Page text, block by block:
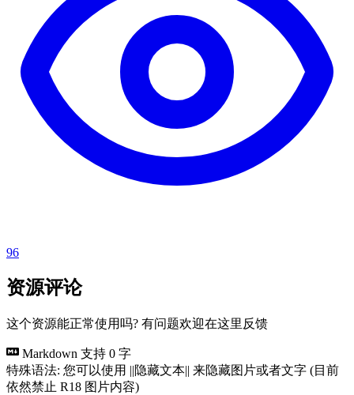
96
资源评论
这个资源能正常使用吗? 有问题欢迎在这里反馈
Markdown 支持 0 字
特殊语法: 您可以使用 ||隐藏文本|| 来隐藏图片或者文字 (目前
依然禁止 R18 图片内容)